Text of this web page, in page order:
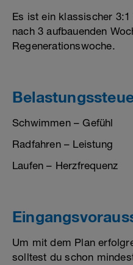
Es ist ein klassischer
nach 3 aufbauenden
Regenerationswoche.
Schwimmen – Gefühl
Radfahren – Leistung
Laufen – Herzfrequenz
Um mit dem Plan
solltest du schon